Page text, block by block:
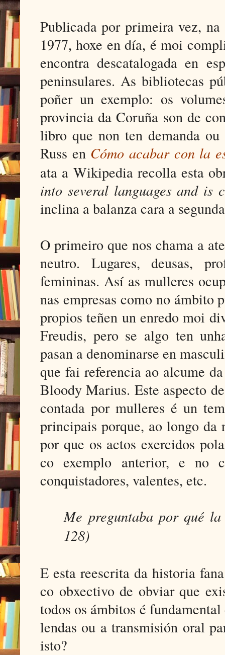
Publicada por primeira vez,
1977, hoxe en día, é moi
encontra descatalogada en
peninsulares. As bibliotecas
poñer un exemplo: os
provincia da Coruña son de
libro que non ten demanda ou
Russ en Cómo acabar con la
ata a Wikipedia recolla esta
into several languages and is
inclina a balanza cara a
O primeiro que nos chama a
neutro. Lugares, deusas,
femininas. Así as mulleres
nas empresas como no ámbito
propios teñen un enredo moi
Freudis, pero se algo ten
pasan a denominarse en
que fai referencia ao alcume
Bloody Marius. Este aspecto
contada por mulleres é un
principais porque, ao longo da
por que os actos exercidos
co exemplo anterior, e no
conquistadores, valentes, etc.
Me preguntaba por qué
128)
E esta reescrita da historia
co obxectivo de obviar que
todos os ámbitos é
lendas ou a transmisión oral
isto?